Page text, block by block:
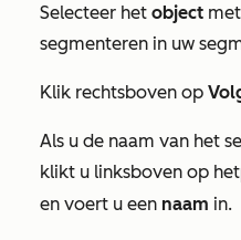
Selecteer het object
segmenteren in uw
Klik rechtsboven op
Als u de naam van het
klikt u linksboven op het
en voert u een naam in.